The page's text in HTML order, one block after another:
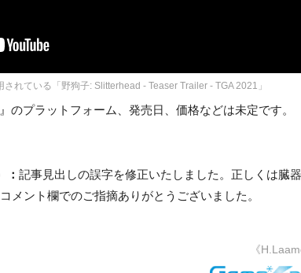
れている「野狗子: Slitterhead - Teaser Trailer - TGA 2021」
のプラットフォーム、発売日、価格などは未定です。
： 記事見出しの誤字を修正いたしました。正しくは臓
メント欄でのご指摘ありがとうございました。
《